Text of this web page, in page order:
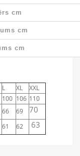
cm
cm
cm
L XL XXL
100 106 110
66 69 70
61 62 63